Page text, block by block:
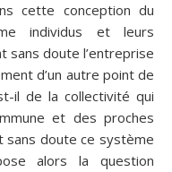
cette conception du
individus et leurs
sans doute l’entreprise
d’un autre point de
il de la collectivité qui
et des proches
sans doute ce système
alors la question